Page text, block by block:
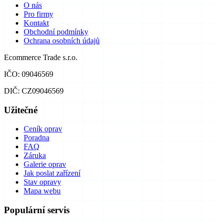
O nás
Pro firmy
Kontakt
Obchodní podmínky
Ochrana osobních údajů
Ecommerce Trade s.r.o.
IČO: 09046569
DIČ: CZ09046569
Užitečné
Ceník oprav
Poradna
FAQ
Záruka
Galerie oprav
Jak poslat zařízení
Stav opravy
Mapa webu
Populární servis